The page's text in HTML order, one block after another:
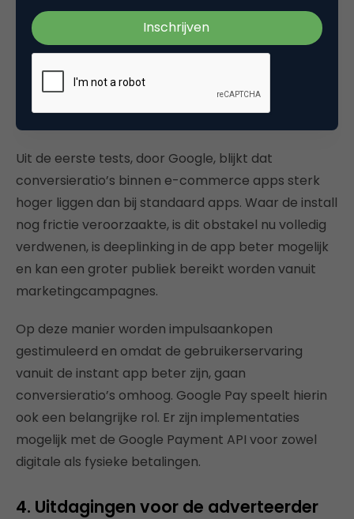
het voordeel van de gebruiker zijn. Denk aan de
verschillende openbaar vervoer-apps
gecombineerd met andere apps binnen de
travelbranche.
3. E-commerce conversieboost
Uit de eerste tests, door Google, blijkt dat
conversieratio’s binnen e-commerce apps sterk
hoger liggen dan bij standaard apps. Waar de install
nog frictie veroorzaakte, is dit obstakel nu volledig
verdwenen, is deeplinking in de app beter mogelijk
en kan een groter publiek bereikt worden vanuit
marketingcampagnes.
Op deze manier worden impulsaankopen
gestimuleerd en omdat de gebruikerservaring
vanuit de instant app beter zijn, gaan
conversieratio’s omhoog. Google Pay speelt hierin
ook een belangrijke rol. Er zijn implementaties
mogelijk met de Google Payment API voor zowel
digitale als fysieke betalingen.
4. Uitdagingen voor de adverteerder